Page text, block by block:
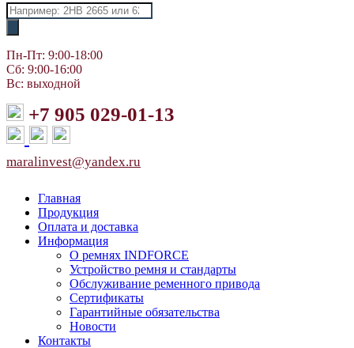
Поиск
товаров
Пн-Пт: 9:00-18:00
Сб: 9:00-16:00
Вс: выходной
+7 905 029-01-13
maralinvest@yandex.ru
Главная
Продукция
Оплата и доставка
Информация
О ремнях INDFORCE
Устройство ремня и стандарты
Обслуживание ременного привода
Сертификаты
Гарантийные обязательства
Новости
Контакты